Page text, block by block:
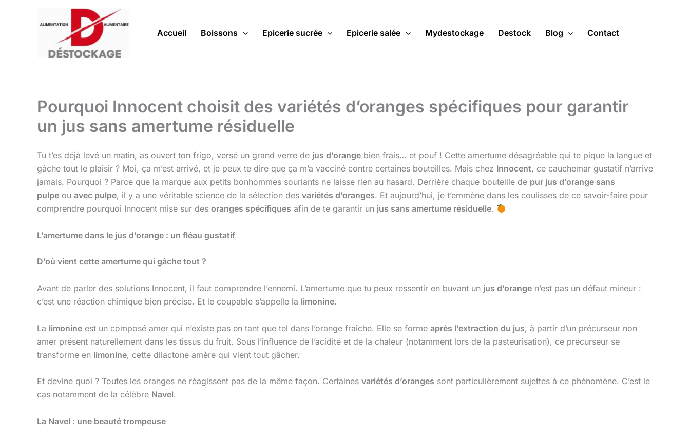
Accueil Boissons Epicerie sucrée Epicerie salée Mydestockage Destock Blog Contact
Pourquoi Innocent choisit des variétés d’oranges spécifiques pour garantir
un jus sans amertume résiduelle
Tu t’es déjà levé un matin, as ouvert ton frigo, versé un grand verre de jus d’orange bien frais… et pouf ! Cette amertume désagréable qui te pique la langue et
gâche tout le plaisir ? Moi, ça m’est arrivé, et je peux te dire que ça m’a vacciné contre certaines bouteilles. Mais chez Innocent, ce cauchemar gustatif n’arrive
jamais. Pourquoi ? Parce que la marque aux petits bonhommes souriants ne laisse rien au hasard. Derrière chaque bouteille de pur jus d’orange sans
pulpe ou avec pulpe, il y a une véritable science de la sélection des variétés d’oranges. Et aujourd’hui, je t’emmène dans les coulisses de ce savoir-faire pour
comprendre pourquoi Innocent mise sur des oranges spécifiques afin de te garantir un jus sans amertume résiduelle.
L’amertume dans le jus d’orange : un fléau gustatif
D’où vient cette amertume qui gâche tout ?
Avant de parler des solutions Innocent, il faut comprendre l’ennemi. L’amertume que tu peux ressentir en buvant un jus d’orange n’est pas un défaut mineur :
c’est une réaction chimique bien précise. Et le coupable s’appelle la limonine.
La limonine est un composé amer qui n’existe pas en tant que tel dans l’orange fraîche. Elle se forme après l’extraction du jus, à partir d’un précurseur non
amer présent naturellement dans les tissus du fruit. Sous l’influence de l’acidité et de la chaleur (notamment lors de la pasteurisation), ce précurseur se
transforme en limonine, cette dilactone amère qui vient tout gâcher.
Et devine quoi ? Toutes les oranges ne réagissent pas de la même façon. Certaines variétés d’oranges sont particulièrement sujettes à ce phénomène. C’est le
cas notamment de la célèbre Navel.
La Navel : une beauté trompeuse